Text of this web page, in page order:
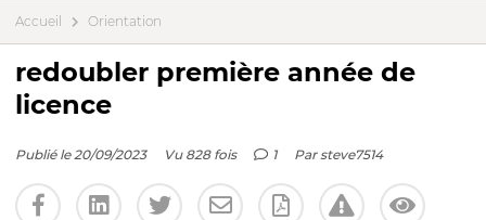
Accueil Orientation
redoubler première année de
licence
Publié le 20/09/2023 Vu 828 fois 1 Par steve7514